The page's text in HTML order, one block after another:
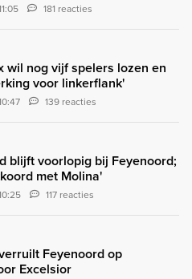
181 reacties
wil nog vijf spelers lozen en
voor linkerflank'
139 reacties
blijft voorlopig bij Feyenoord;
met Molina'
117 reacties
Feyenoord op
Excelsior